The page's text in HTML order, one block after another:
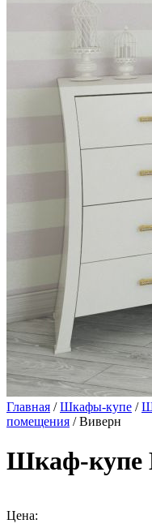
Главная /Шкафы-купе /
помещения / Виверн
Шкаф-купе
Цена: